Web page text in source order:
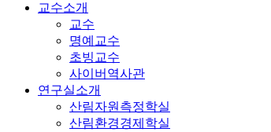
교수소개
교수
명예교수
초빙교수
사이버역사관
연구실소개
산림자원측정학실
산림환경경제학실